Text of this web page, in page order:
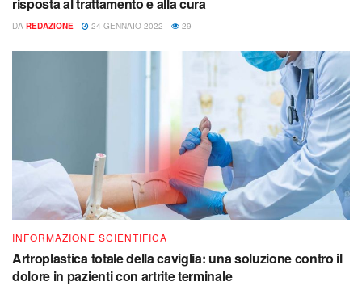
DA REDAZIONE 24 GENNAIO 2022 29
INFORMAZIONE SCIENTIFICA
Artroplastica totale della caviglia: una soluzione contro il
dolore in pazienti con artrite terminale